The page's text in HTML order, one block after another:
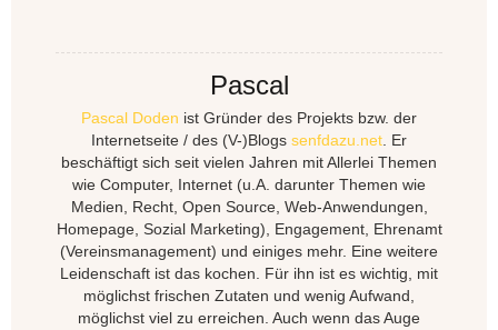
Pascal
Pascal Doden ist Gründer des Projekts bzw. der
Internetseite / des (V-)Blogs senfdazu.net. Er
beschäftigt sich seit vielen Jahren mit Allerlei Themen
wie Computer, Internet (u.A. darunter Themen wie
Medien, Recht, Open Source, Web-Anwendungen,
Homepage, Sozial Marketing), Engagement, Ehrenamt
(Vereinsmanagement) und einiges mehr. Eine weitere
Leidenschaft ist das kochen. Für ihn ist es wichtig, mit
möglichst frischen Zutaten und wenig Aufwand,
möglichst viel zu erreichen. Auch wenn das Auge